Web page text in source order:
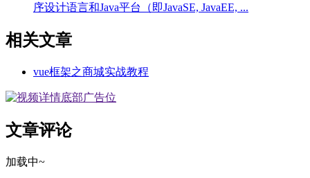
序设计语言和Java平台（即JavaSE, JavaEE, ...
相关文章
vue框架之商城实战教程
文章评论
加载中~